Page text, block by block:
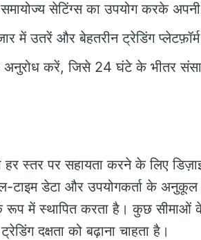
समायोज्य सेटिंग्स का उपयोग करके
में उतरें और बेहतरीन ट्रेडिंग
अनुरोध करें, जिसे 24 घंटे के भीतर
हर स्तर पर सहायता करने के लिए
टाइम डेटा और उपयोगकर्ता के
रूप में स्थापित करता है। कुछ सीमाओं
दक्षता को बढ़ाना चाहता है।